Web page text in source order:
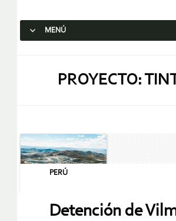
MENÚ
PROYECTO:
PERÚ
Detención de